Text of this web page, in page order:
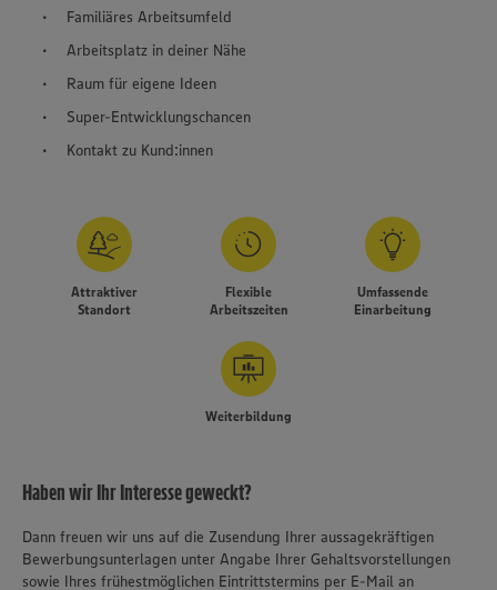
Familiäres Arbeitsumfeld
Arbeitsplatz in deiner Nähe
Raum für eigene Ideen
Super-Entwicklungschancen
Kontakt zu Kund:innen
Attraktiver
Standort
Flexible
Arbeitszeiten
Umfassende
Einarbeitung
Weiterbildung
Haben wir Ihr Interesse geweckt?
Dann freuen wir uns auf die Zusendung Ihrer aussagekräftigen
Bewerbungsunterlagen unter Angabe Ihrer Gehaltsvorstellungen
sowie Ihres frühestmöglichen Eintrittstermins per E-Mail an